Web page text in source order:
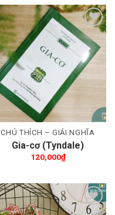
Thêm wishlist
CHÚ THÍCH – GIẢI NGHĨA
Gia-cơ (Tyndale)
120,000₫